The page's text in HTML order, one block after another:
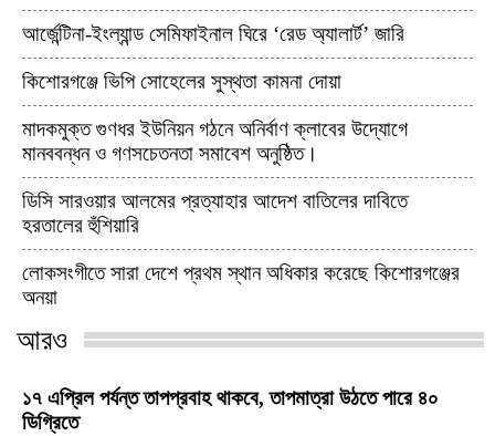
আর্জেন্টিনা-ইংল্যান্ড সেমিফাইনাল ঘিরে ‘রেড অ্যালার্ট’ জারি
কিশোরগঞ্জে ভিপি সোহেলের সুস্থতা কামনা দোয়া
মাদকমুক্ত গুণধর ইউনিয়ন গঠনে অনির্বাণ ক্লাবের উদ্যোগে
মানববন্ধন ও গণসচেতনতা সমাবেশ অনুষ্ঠিত।
ডিসি সারওয়ার আলমের প্রত্যাহার আদেশ বাতিলের দাবিতে
হরতালের হুঁশিয়ারি
লোকসংগীতে সারা দেশে প্রথম স্থান অধিকার করেছে কিশোরগঞ্জের
অনয়া
আরও
১৭ এপ্রিল পর্যন্ত তাপপ্রবাহ থাকবে, তাপমাত্রা উঠতে পারে ৪০
ডিগ্রিতে